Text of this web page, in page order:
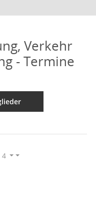
Verkehr
- Termine
4